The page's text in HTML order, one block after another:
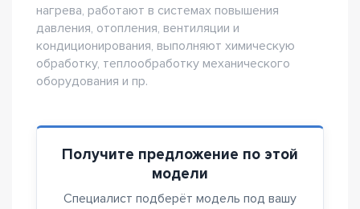
нагрева, работают в системах повышения
давления, отопления, вентиляции и
кондиционирования, выполняют химическую
обработку, теплообработку механического
оборудования и пр.
Получите предложение по этой
модели
Специалист подберёт модель под вашу